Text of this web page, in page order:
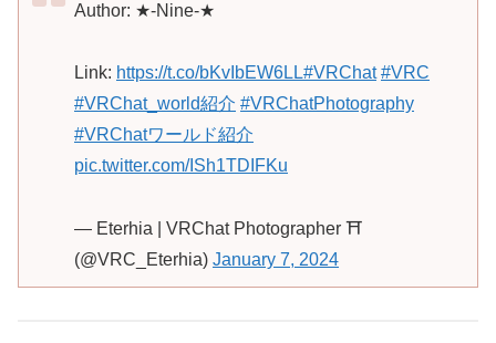
Author: ★-Nine-★
Link: https://t.co/bKvIbEW6LL#VRChat #VRC
#VRChat_world紹介 #VRChatPhotography
#VRChatワールド紹介
pic.twitter.com/ISh1TDIFKu
— Eterhia | VRChat Photographer ⛩️
(@VRC_Eterhia) January 7, 2024